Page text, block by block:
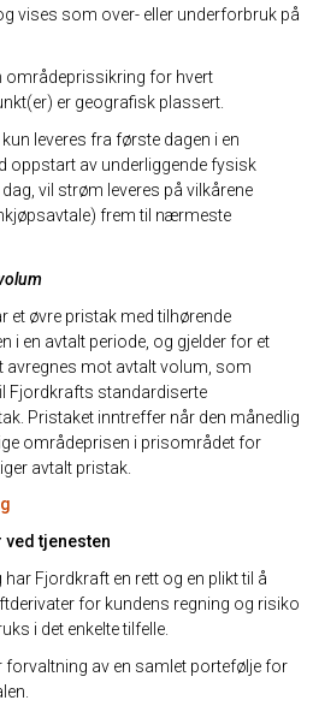
vises som over- eller underforbruk på
områdeprissikring for hvert
er geografisk plassert.
leveres fra første dagen i en
oppstart av underliggende fysisk
vil strøm leveres på vilkårene
frem til nærmeste
et øvre pristak med tilhørende
i en avtalt periode, og gjelder for et
avregnes mot avtalt volum, som
Fjordkrafts standardiserte
Pristaket inntreffer når den månedlig
områdeprisen i prisområdet for
avtalt pristak.
ved tjenesten
Fjordkraft en rett og en plikt til å
for kundens regning og risiko
i det enkelte tilfelle.
av en samlet portefølje for